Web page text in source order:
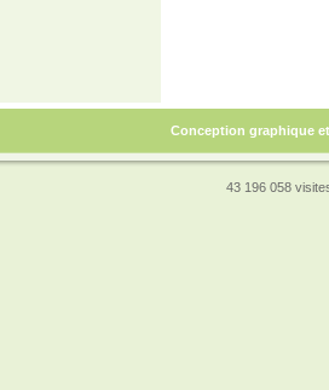
Conception graphique
43 196 058